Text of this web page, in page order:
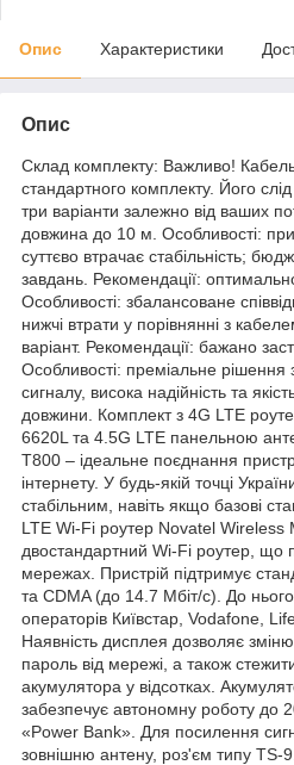
Опис Характеристики
Опис
Склад комплекту: Важливо!
стандартного комплекту. Його
три варіанти залежно від ваших
довжина до 10 м. Особливості:
суттєво втрачає стабільність;
завдань. Рекомендації:
Особливості: збалансоване
нижчі втрати у порівнянні з
варіант. Рекомендації: бажано
Особливості: преміальне рішення
сигналу, висока надійність та
довжини. Комплект з 4G LTE
6620L та 4.5G LTE панельною
T800 – ідеальне поєднання
інтернету. У будь-якій точці
стабільним, навіть якщо базові
LTE Wi-Fi роутер Novatel
двостандартний Wi-Fi роутер, що
мережах. Пристрій підтримує
та CDMA (до 14.7 Мбіт/с). До
операторів Київстар, Vodafone,
Наявність дисплея дозволяє
пароль від мережі, а також
акумулятора у відсотках.
забезпечує автономну роботу до
«Power Bank». Для посилення
зовнішню антену, роз'єм типу